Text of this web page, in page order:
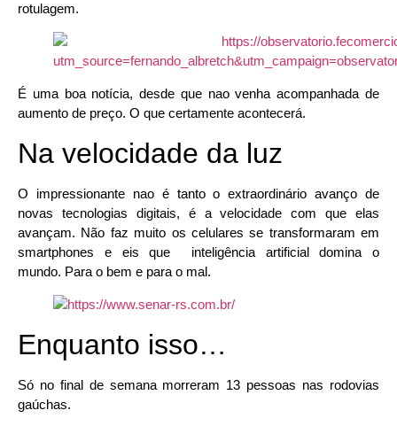
rotulagem.
É uma boa notícia, desde que nao venha acompanhada de
aumento de preço. O que certamente acontecerá.
Na velocidade da luz
O impressionante nao é tanto o extraordinário avanço de
novas tecnologias digitais, é a velocidade com que elas
avançam. Não faz muito os celulares se transformaram em
smartphones e eis que inteligência artificial domina o
mundo. Para o bem e para o mal.
Enquanto isso…
Só no final de semana morreram 13 pessoas nas rodovias
gaúchas.